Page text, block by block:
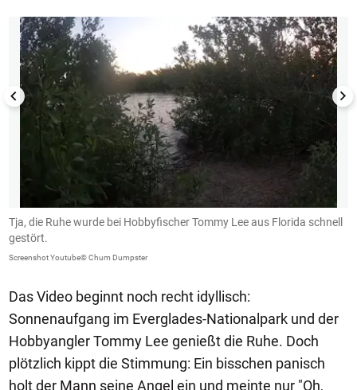
Tja, die Ruhe wurde bei Hobbyfischer Tommy Lee aus Florida schnell
gestört.
Screenshot Youtube© Chum Dumpster
Das Video beginnt noch recht idyllisch:
Sonnenaufgang im Everglades-Nationalpark und der
Hobbyangler Tommy Lee genießt die Ruhe. Doch
plötzlich kippt die Stimmung: Ein bisschen panisch
holt der Mann seine Angel ein und meinte nur "Oh,